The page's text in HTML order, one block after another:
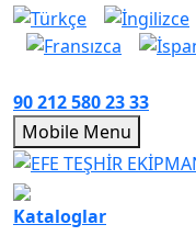
90 212 580 23 33
Mobile Menu
Kataloglar